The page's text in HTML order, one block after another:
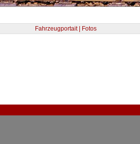
Fahrzeugportait | Fotos